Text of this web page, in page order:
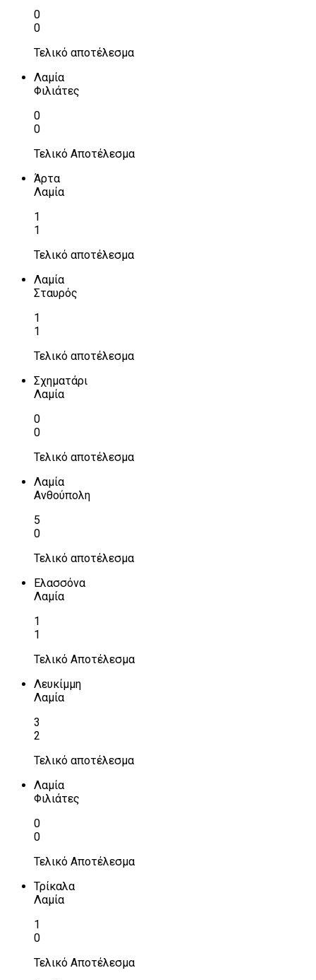
0
0
Τελικό αποτέλεσμα
Λαμία
Φιλιάτες
0
0
Τελικό Αποτέλεσμα
Άρτα
Λαμία
1
1
Τελικό αποτέλεσμα
Λαμία
Σταυρός
1
1
Τελικό αποτέλεσμα
Σχηματάρι
Λαμία
0
0
Τελικό αποτέλεσμα
Λαμία
Ανθούπολη
5
0
Τελικό αποτέλεσμα
Ελασσόνα
Λαμία
1
1
Τελικό Αποτέλεσμα
Λευκίμμη
Λαμία
3
2
Τελικό αποτέλεσμα
Λαμία
Φιλιάτες
0
0
Τελικό Αποτέλεσμα
Τρίκαλα
Λαμία
1
0
Τελικό Αποτέλεσμα